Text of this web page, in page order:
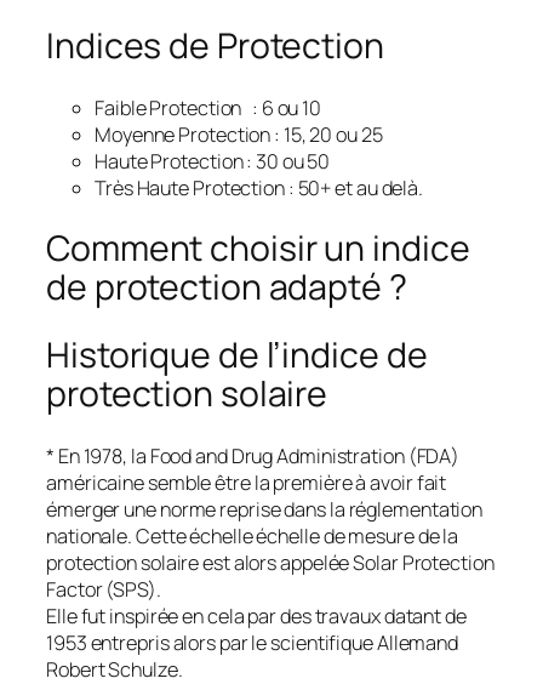
Indices de Protection
Faible Protection : 6 ou 10
Moyenne Protection : 15, 20 ou 25
Haute Protection : 30 ou 50
Très Haute Protection : 50+ et au delà.
Comment choisir un indice
de protection adapté ?
Historique de l’indice de
protection solaire
* En 1978, la Food and Drug Administration (FDA)
américaine semble être la première à avoir fait
émerger une norme reprise dans la réglementation
nationale. Cette échelle échelle de mesure de la
protection solaire est alors appelée Solar Protection
Factor (SPS).
Elle fut inspirée en cela par des travaux datant de
1953 entrepris alors par le scientifique Allemand
Robert Schulze.